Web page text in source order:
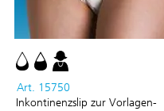
Art. 15750
Inkontinenzslip zur Vorlagen-